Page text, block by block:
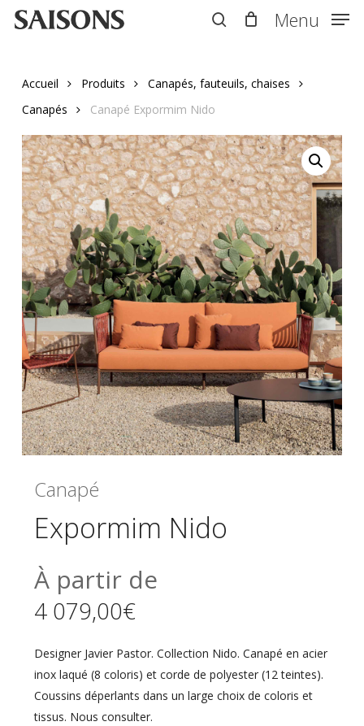
Skip
Menu
Accueil Produits
Canapés, fauteuils, chaises
Canapés
Canapé Expormim Nido
Canapé
Expormim Nido
À partir de
4 079,00€
Designer Javier Pastor. Collection Nido. Canapé en acier
inox laqué (8 coloris) et corde de polyester (12 teintes).
Coussins déperlants dans un large choix de coloris et
tissus. Nous consulter.